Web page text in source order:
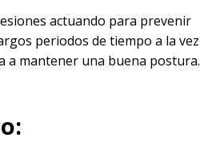
actuando para prevenir
periodos de tiempo a la vez
a mantener una buena postura.